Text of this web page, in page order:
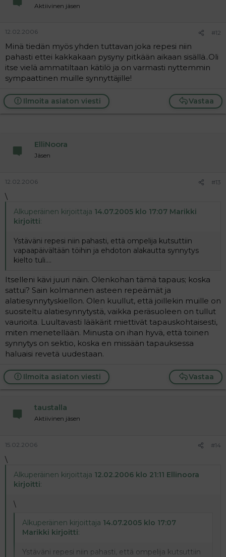
Aktiivinen jäsen
12.02.2006 #12
Minä tiedän myös yhden tuttavan joka repesi niin
pahasti ettei kakkakaan pysyny pitkään aikaan sisällä..Oli
itse vielä ammatiltaan kätilö ja on varmasti nyttemmin
sympaattinen muille synnyttäjille!
Vastaa
Ilmoita asiaton viesti
ElliNoora
Jäsen
12.02.2006 #13
\
Alkuperäinen kirjoittaja 14.07.2005 klo 17:07 Marikki
kirjoitti:
Ystäväni repesi niin pahasti, että ompelija kutsuttiin
vapaapäivältään töihin ja ehdoton alakautta synnytys
kielto tuli....
Itselleni kävi juuri näin. Olenkohan tämä tapaus; koska
sattui? Sain kolmannen asteen repeämät ja
alatiesynnytyskiellon. Olen kuullut, että joillekin muille on
suositeltu alatiesynnytystä, vaikka peräsuoleen on tullut
vaurioita. Luultavasti lääkärit miettivät tapauskohtaisesti,
miten menetellään. Minusta on ihan hyvä, että toinen
synnytys on sektio, koska en missään tapauksessa
haluaisi revetä uudestaan.
Vastaa
Ilmoita asiaton viesti
taustalla
Aktiivinen jäsen
15.02.2006 #14
\
Alkuperäinen kirjoittaja 12.02.2006 klo 21:11 Ellinoora
kirjoitti:
\
Alkuperäinen kirjoittaja 14.07.2005 klo 17:07
Marikki kirjoitti:
Ystäväni repesi niin pahasti, että ompelija kutsuttiin